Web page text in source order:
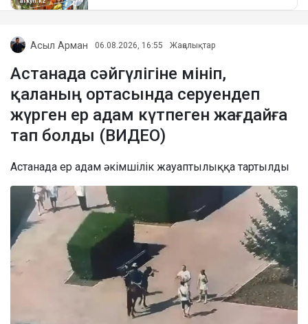
Асыл Арман 06.08.2026, 16:55 Жаңалықтар
Астанада сәйгүлігіне мініп,
қаланың ортасында серуендеп
жүрген ер адам күтпеген жағдайға
тап болды (ВИДЕО)
Астанада ер адам әкімшілік жауаптылыққа тартылды